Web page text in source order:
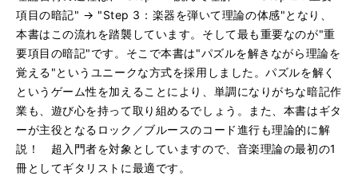
す
る
再
生
す
る
Key=Cのブルース進行
再
生
す
る
5つのコードで作るペンタ進行2
再
生
す
Dmに進むA7の体感フレーズ
再
す
る
5度上昇型クリシェのサンプル譜例
項目の暗記" → "Step 3：楽器を弾いて理論の体感"となり、
本書はこの流れを踏襲しています。そして最も重要なのが"重
要項目の暗記"です。そこで本書は"パズルを解きながら理論を
覚える"というユニークな方式を採用しました。パズルを解く
というゲーム性を加えることにより、単調になりがちな暗記作
業も、遊び心を持って取り組めるでしょう。また、本書はギタ
ーが主役となるロック／ブルースのコード進行も理論的に解
説！ 超入門者を対象としていますので、音楽理論の最初の1
冊としてギタリストに最適です。